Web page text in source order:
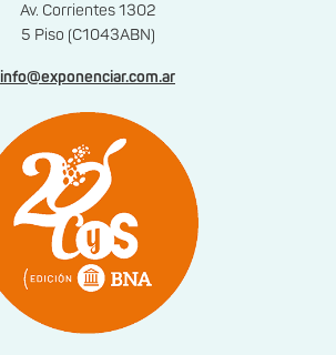
Av. Corrientes 1302
5 Piso (C1043ABN)
info@exponenciar.com.ar